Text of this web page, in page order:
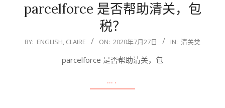
parcelforce 是否帮助清关，包
税？
2020-
BY: ENGLISH, CLAIRE ON: 2020年7月27日 IN: 清关类
parcelforce 是否帮助清关，包
….